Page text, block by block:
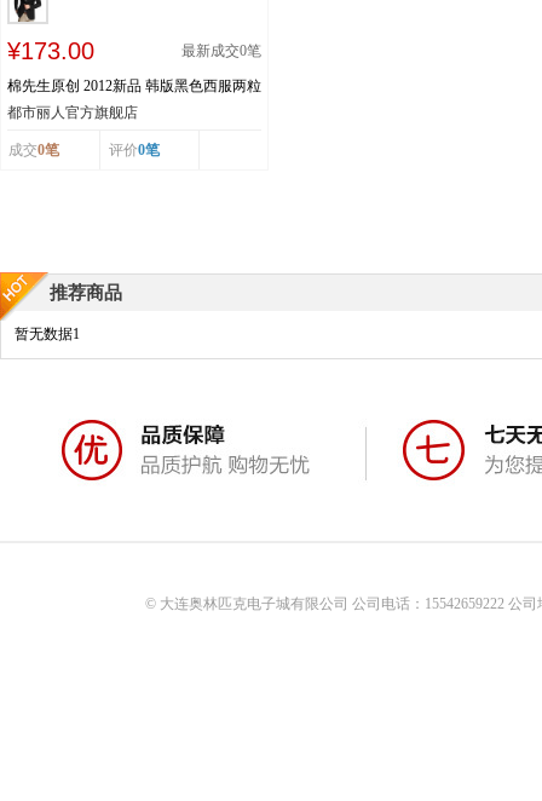
¥173.00 最新成交0笔
棉先生原创 2012新品 韩版黑色西服两粒
扣休闲小西装外套 S5455
都市丽人官方旗舰店
成交0笔 评价0笔
推荐商品
暂无数据1
© 大连奥林匹克电子城有限公司 公司电话：15542659222 公